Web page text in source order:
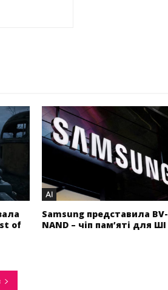
of
AI
Samsung представила BV-
NAND – чіп пам’яті для ШІ